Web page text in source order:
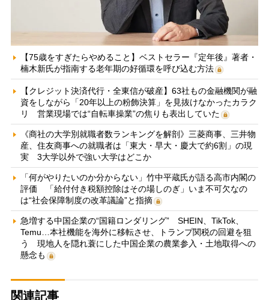
【75歳をすぎたらやめること】ベストセラー『定年後』著者・
楠木新氏が指南する老年期の好循環を呼び込む方法
【クレジット決済代行・全東信が破産】63社もの金融機関が融
資をしながら「20年以上の粉飾決算」を見抜けなかったカラク
リ 営業現場では“自転車操業”の焦りも表出していた
《商社の大学別就職者数ランキングを解剖》三菱商事、三井物
産、住友商事への就職者は「東大・早大・慶大で約6割」の現
実 3大学以外で強い大学はどこか
「何がやりたいのか分からない」竹中平蔵氏が語る高市内閣の
評価 「給付付き税額控除はその場しのぎ」いま不可欠なの
は“社会保障制度の改革議論”と指摘
急増する中国企業の“国籍ロンダリング” SHEIN、TikTok、
Temu…本社機能を海外に移転させ、トランプ関税の回避を狙
う 現地人を隠れ蓑にした中国企業の農業参入・土地取得への
懸念も
関連記事